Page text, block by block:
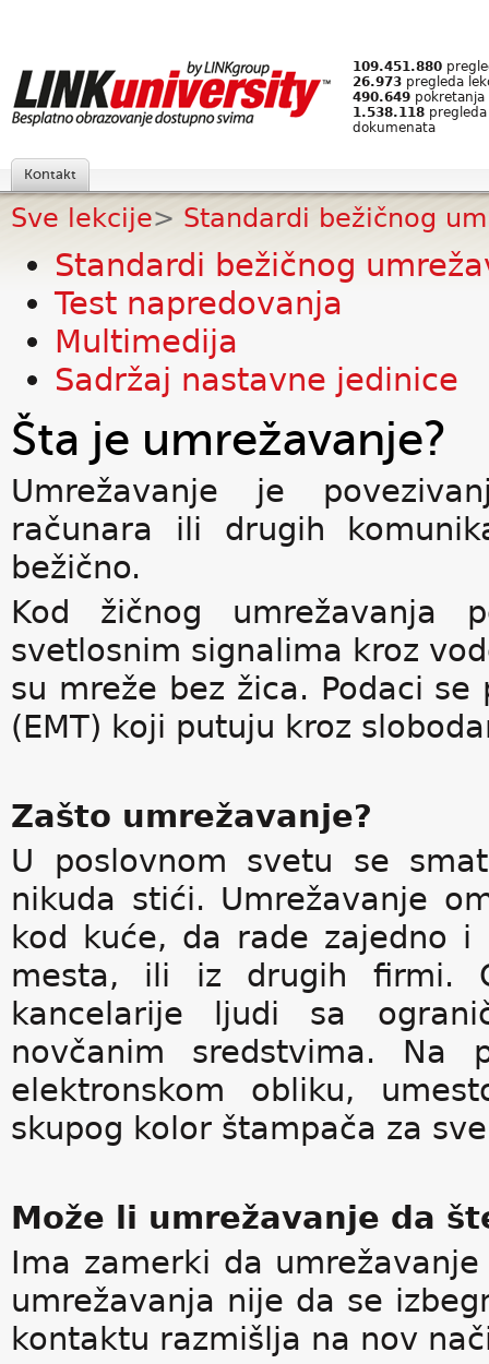
109.451.880
26.973 pregleda
490.649 pokretanja
1.538.118
dokumenata
Kontakt
Sve lekcije> Standardi bežičnog
Standardi bežičnog
Test napredovanja
Multimedija
Sadržaj nastavne jedinice
Šta je umrežavanje?
Umrežavanje je
računara ili drugih
bežično.
Kod žičnog umrežavanja
svetlosnim signalima kroz
su mreže bez žica. Podaci
(EMT) koji putuju kroz
Zašto umrežavanje?
U poslovnom svetu se
nikuda stići. Umrežavanje
kod kuće, da rade zajedno
mesta, ili iz drugih firmi.
kancelarije ljudi sa
novčanim sredstvima. Na
elektronskom obliku,
skupog kolor štampača za
Može li umrežavanje da
Ima zamerki da
umrežavanja nije da se
kontaktu razmišlja na nov